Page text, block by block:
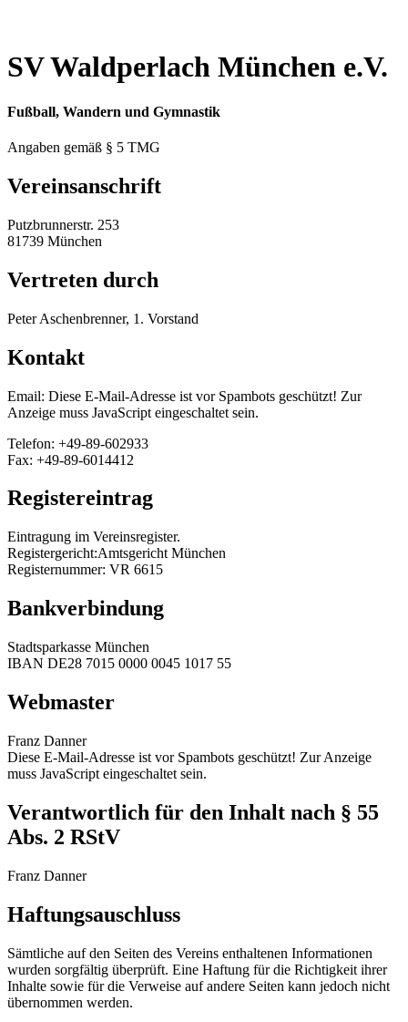
SV Waldperlach München e.V.
Fußball, Wandern und Gymnastik
Angaben gemäß § 5 TMG
Vereinsanschrift
Putzbrunnerstr. 253
81739 München
Vertreten durch
Peter Aschenbrenner, 1. Vorstand
Kontakt
Email: Diese E-Mail-Adresse ist vor Spambots geschützt! Zur
Anzeige muss JavaScript eingeschaltet sein.
Telefon: +49-89-602933
Fax: +49-89-6014412
Registereintrag
Eintragung im Vereinsregister.
Registergericht:Amtsgericht München
Registernummer: VR 6615
Bankverbindung
Stadtsparkasse München
IBAN DE28 7015 0000 0045 1017 55
Webmaster
Franz Danner
Diese E-Mail-Adresse ist vor Spambots geschützt! Zur Anzeige
muss JavaScript eingeschaltet sein.
Verantwortlich für den Inhalt nach § 55
Abs. 2 RStV
Franz Danner
Haftungsauschluss
Sämtliche auf den Seiten des Vereins enthaltenen Informationen
wurden sorgfältig überprüft. Eine Haftung für die Richtigkeit ihrer
Inhalte sowie für die Verweise auf andere Seiten kann jedoch nicht
übernommen werden.